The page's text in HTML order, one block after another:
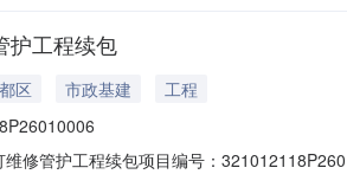
护工程续包
区 市政基建
工程
维修管护工程续包项目编号：